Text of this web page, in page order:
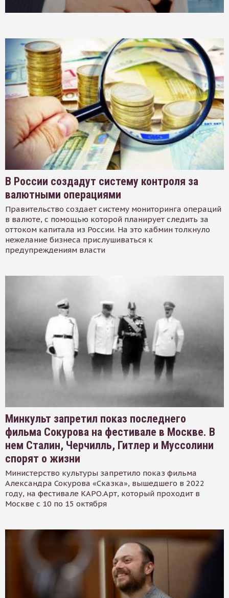
В России создадут систему контроля за
валютными операциями
Правительство создает систему мониторинга операций
в валюте, с помощью которой планирует следить за
оттоком капитала из России. На это кабмин толкнуло
нежелание бизнеса прислушиваться к
предупреждениям власти
Минкульт запретил показ последнего
фильма Сокурова на фестивале в Москве. В
нем Сталин, Черчилль, Гитлер и Муссолини
спорят о жизни
Министерство культуры запретило показ фильма
Александра Сокурова «Сказка», вышедшего в 2022
году, на фестивале КАРО.Арт, который проходит в
Москве с 10 по 15 октября